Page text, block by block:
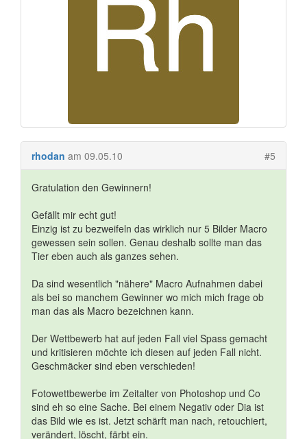
rhodan am 09.05.10 #5
Gratulation den Gewinnern!
Gefällt mir echt gut!
Einzig ist zu bezweifeln das wirklich nur 5 Bilder Macro
gewessen sein sollen. Genau deshalb sollte man das
Tier eben auch als ganzes sehen.
Da sind wesentlich "nähere" Macro Aufnahmen dabei
als bei so manchem Gewinner wo mich mich frage ob
man das als Macro bezeichnen kann.
Der Wettbewerb hat auf jeden Fall viel Spass gemacht
und kritisieren möchte ich diesen auf jeden Fall nicht.
Geschmäcker sind eben verschieden!
Fotowettbewerbe im Zeitalter von Photoshop und Co
sind eh so eine Sache. Bei einem Negativ oder Dia ist
das Bild wie es ist. Jetzt schärft man nach, retouchiert,
verändert, löscht, färbt ein.